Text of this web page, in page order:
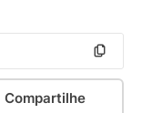
Compartilhe